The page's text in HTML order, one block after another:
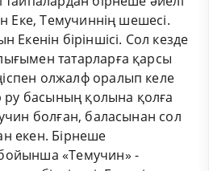
Еке, Темучиннің шешесі.
Екенін біріншісі. Сол кезде
татарларға қарсы
олжалф оралып келе
ру басының қолына қолға
болған, баласынан сол
екен. Бірнеше
«Темучин» -